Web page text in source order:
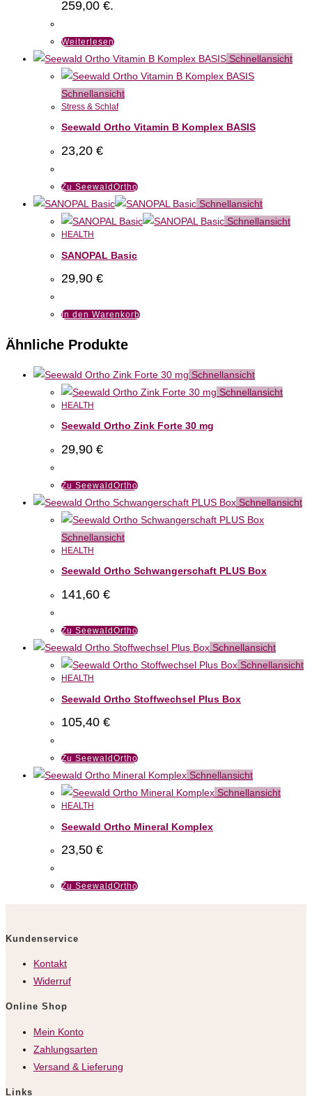
259,00 €.
Weiterlesen
Schnellansicht
Schnellansicht
Stress & Schlaf
Seewald Ortho Vitamin B Komplex BASIS
23,20 €
Zu SeewaldOrtho
Schnellansicht
Schnellansicht
HEALTH
SANOPAL Basic
29,90 €
In den Warenkorb
Ähnliche Produkte
Schnellansicht
Schnellansicht
HEALTH
Seewald Ortho Zink Forte 30 mg
29,90 €
Zu SeewaldOrtho
Schnellansicht
Schnellansicht
HEALTH
Seewald Ortho Schwangerschaft PLUS Box
141,60 €
Zu SeewaldOrtho
Schnellansicht
Schnellansicht
HEALTH
Seewald Ortho Stoffwechsel Plus Box
105,40 €
Zu SeewaldOrtho
Schnellansicht
Schnellansicht
HEALTH
Seewald Ortho Mineral Komplex
23,50 €
Zu SeewaldOrtho
Kundenservice
Kontakt
Widerruf
Online Shop
Mein Konto
Zahlungsarten
Versand & Lieferung
Links